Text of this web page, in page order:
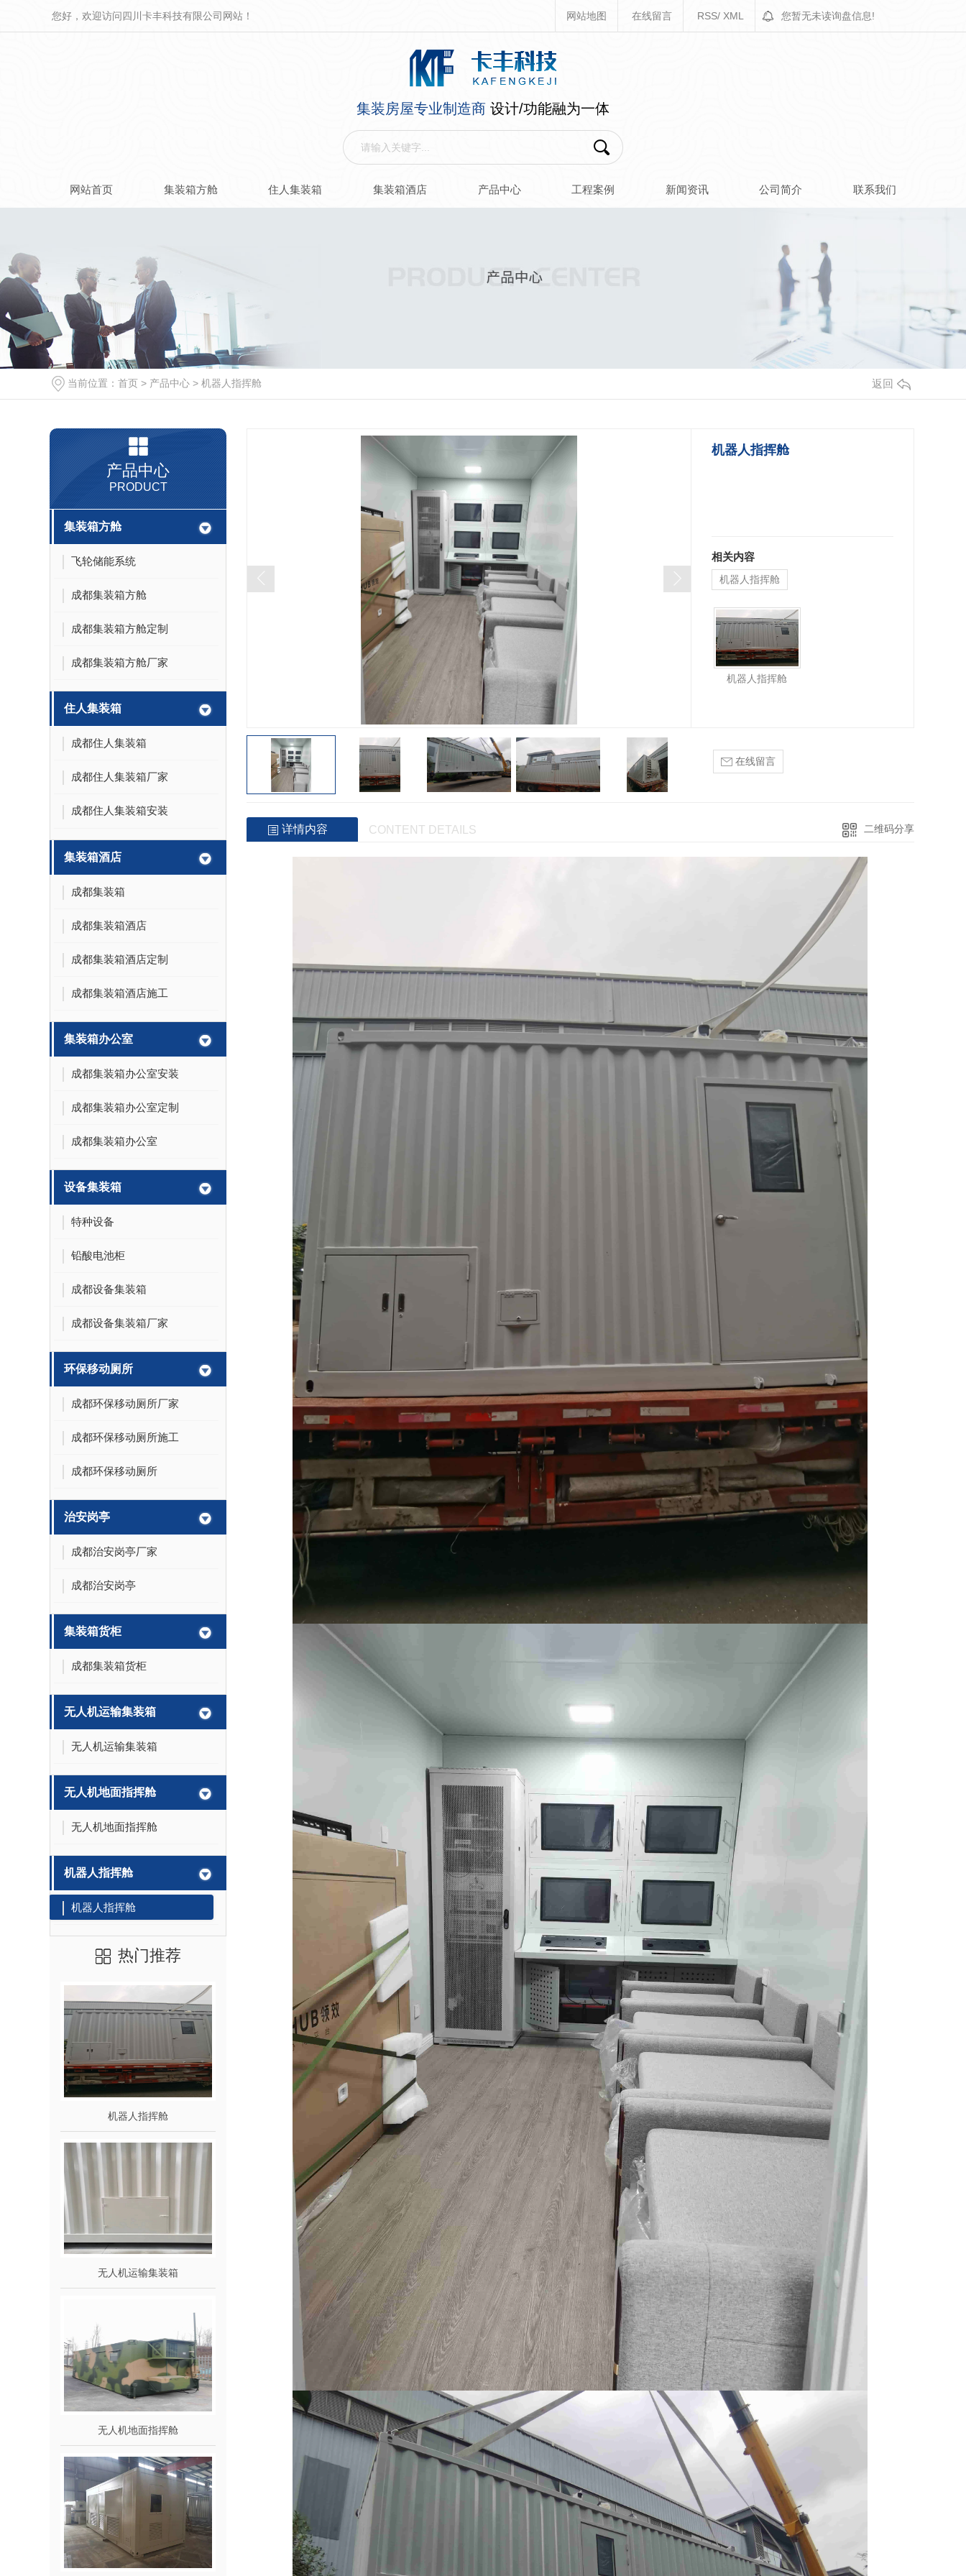
您好，欢迎访问四川卡丰科技有限公司网站！ 网站地图 在线留言 RSS/ XML 您暂无未读询盘信息!
集装房屋专业制造商 设计/功能融为一体
网站首页 集装箱方舱 住人集装箱 集装箱酒店 产品中心 工程案例 新闻资讯 公司简介 联系我们
当前位置： 首页 > 产品中心 > 机器人指挥舱 返回
产品中心
PRODUCT
集装箱方舱
飞轮储能系统
成都集装箱方舱
成都集装箱方舱定制
成都集装箱方舱厂家
住人集装箱
成都住人集装箱
成都住人集装箱厂家
成都住人集装箱安装
集装箱酒店
成都集装箱
成都集装箱酒店
成都集装箱酒店定制
成都集装箱酒店施工
集装箱办公室
成都集装箱办公室安装
成都集装箱办公室定制
成都集装箱办公室
设备集装箱
特种设备
铅酸电池柜
成都设备集装箱
成都设备集装箱厂家
环保移动厕所
成都环保移动厕所厂家
成都环保移动厕所施工
成都环保移动厕所
治安岗亭
成都治安岗亭厂家
成都治安岗亭
集装箱货柜
成都集装箱货柜
无人机运输集装箱
无人机运输集装箱
无人机地面指挥舱
无人机地面指挥舱
机器人指挥舱
机器人指挥舱
热门推荐
机器人指挥舱
无人机运输集装箱
无人机地面指挥舱
机器人指挥舱
相关内容
机器人指挥舱
机器人指挥舱
在线留言
详情内容 CONTENT DETAILS 二维码分享